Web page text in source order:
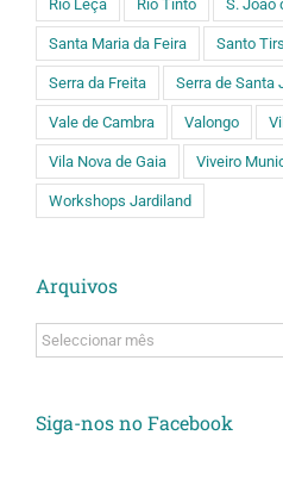
Rio Leça Rio Tinto S. João
Santa Maria da Feira Santo
Serra da Freita Serra de Santa
Vale de Cambra Valongo
Vila Nova de Gaia Viveiro
Workshops Jardiland
Arquivos
Arquivos
Siga-nos no Facebook